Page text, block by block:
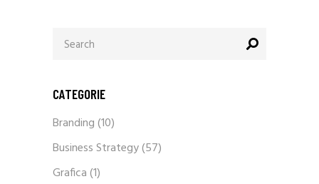
for:
CATEGORIE
Branding(10)
Business Strategy(57)
Grafica(1)